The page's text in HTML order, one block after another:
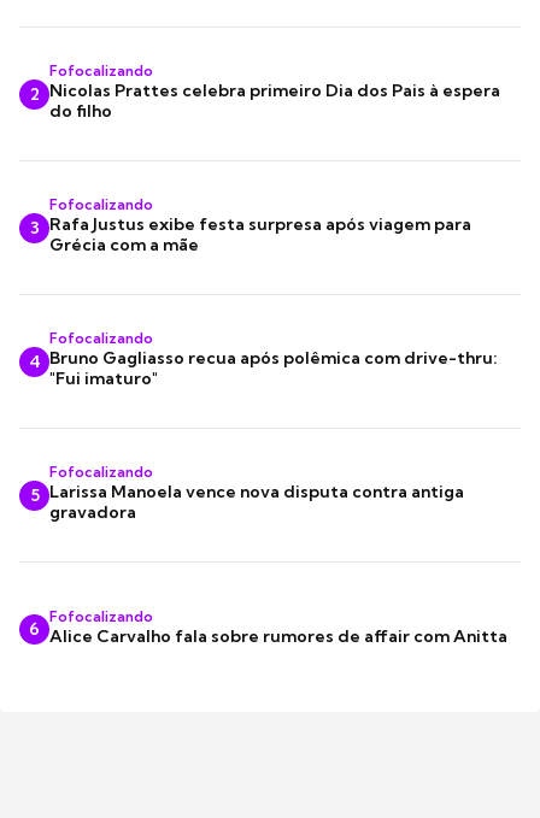
2
Fofocalizando
Nicolas Prattes celebra primeiro Dia dos Pais à espera
do filho
3
Fofocalizando
Rafa Justus exibe festa surpresa após viagem para
Grécia com a mãe
4
Fofocalizando
Bruno Gagliasso recua após polêmica com drive-thru:
"Fui imaturo"
5
Fofocalizando
Larissa Manoela vence nova disputa contra antiga
gravadora
6
Fofocalizando
Alice Carvalho fala sobre rumores de affair com Anitta